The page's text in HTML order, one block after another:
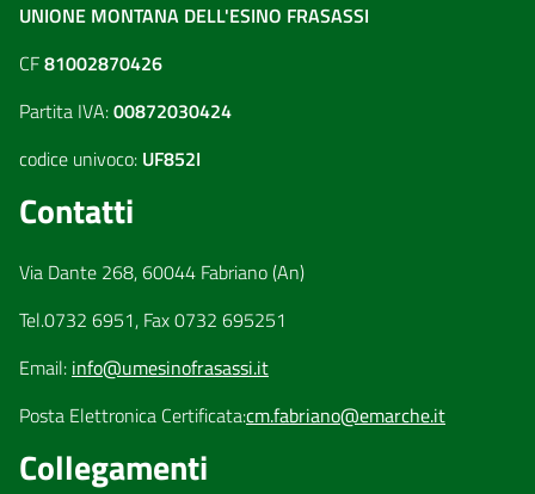
UNIONE MONTANA DELL'ESINO FRASASSI
CF81002870426
Partita IVA:00872030424
codice univoco: UF852I
Contatti
Via Dante 268, 60044 Fabriano (An)
Tel.0732 6951, Fax 0732 695251
Email: info@umesinofrasassi.it
Posta Elettronica Certificata:cm.fabriano@emarche.it
Collegamenti